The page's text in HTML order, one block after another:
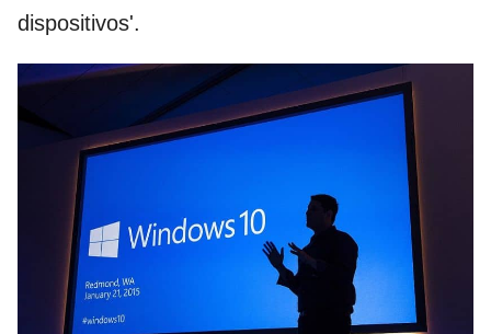
dispositivos'.